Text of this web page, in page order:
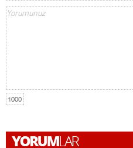
1000